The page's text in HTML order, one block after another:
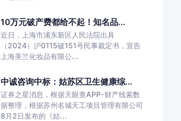
10万元破产费都给不起！知名品...
近日，上海市浦东新区人民法院出具
（2024）沪0115破151号民事裁定书，宣告
上海美兰化妆品有限公...
中诚咨询中标：姑苏区卫生健康综...
证券之星消息，根据天眼查APP-财产线索数
据整理，根据苏州名城天工项目管理有限公司
8月2日发布的《姑...